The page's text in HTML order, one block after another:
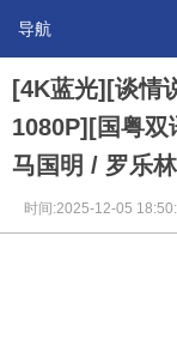
导航
[4K蓝光][谈情
1080P][国粤
马国明 / 罗乐
时间:2025-12-05